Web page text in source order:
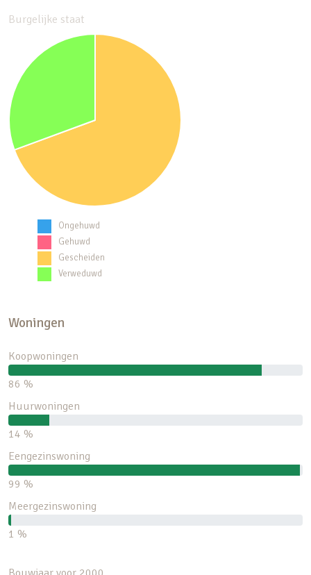
Burgelijke staat
Ongehuwd
Gehuwd
Gescheiden
Verweduwd
Woningen
Koopwoningen
86 %
Huurwoningen
14 %
Eengezinswoning
99 %
Meergezinswoning
1 %